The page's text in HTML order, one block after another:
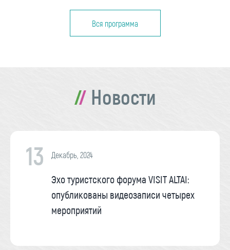
Вся программа
Новости
13 Декабрь, 2024
Эхо туристского форума VISIT ALTAI:
опубликованы видеозаписи четырех
мероприятий